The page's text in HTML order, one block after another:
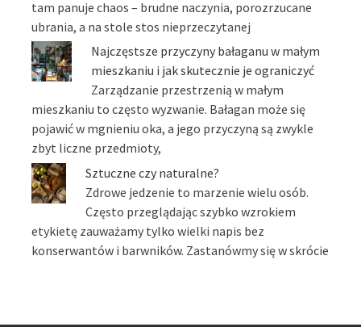
tam panuje chaos – brudne naczynia, porozrzucane
ubrania, a na stole stos nieprzeczytanej
Najczęstsze przyczyny bałaganu w małym
mieszkaniu i jak skutecznie je ograniczyć
Zarządzanie przestrzenią w małym
mieszkaniu to często wyzwanie. Bałagan może się
pojawić w mgnieniu oka, a jego przyczyną są zwykle
zbyt liczne przedmioty,
Sztuczne czy naturalne?
Zdrowe jedzenie to marzenie wielu osób.
Często przeglądając szybko wzrokiem
etykietę zauważamy tylko wielki napis bez
konserwantów i barwników. Zastanówmy się w skrócie